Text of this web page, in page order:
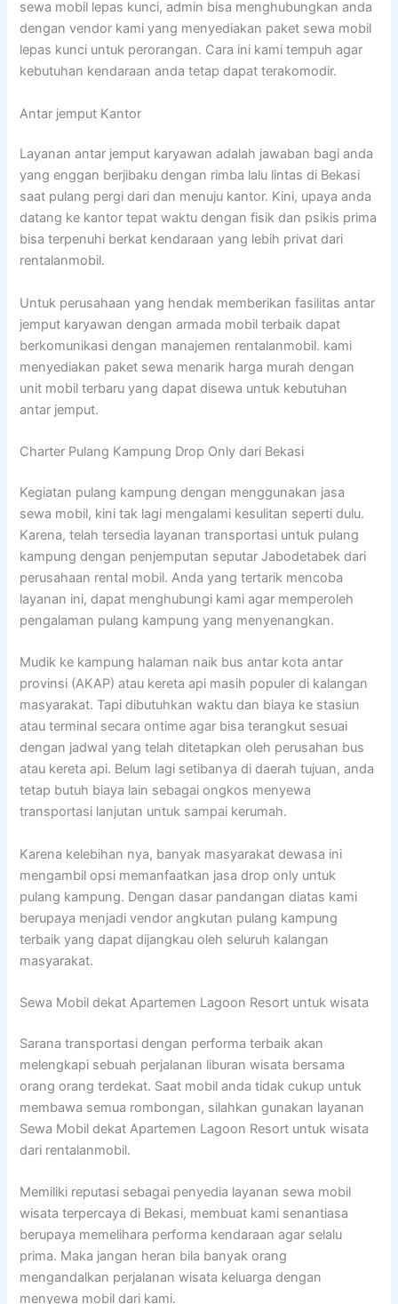
sewa mobil lepas kunci, admin bisa menghubungkan anda
dengan vendor kami yang menyediakan paket sewa mobil
lepas kunci untuk perorangan. Cara ini kami tempuh agar
kebutuhan kendaraan anda tetap dapat terakomodir.
Antar jemput Kantor
Layanan antar jemput karyawan adalah jawaban bagi anda
yang enggan berjibaku dengan rimba lalu lintas di Bekasi
saat pulang pergi dari dan menuju kantor. Kini, upaya anda
datang ke kantor tepat waktu dengan fisik dan psikis prima
bisa terpenuhi berkat kendaraan yang lebih privat dari
rentalanmobil.
Untuk perusahaan yang hendak memberikan fasilitas antar
jemput karyawan dengan armada mobil terbaik dapat
berkomunikasi dengan manajemen rentalanmobil. kami
menyediakan paket sewa menarik harga murah dengan
unit mobil terbaru yang dapat disewa untuk kebutuhan
antar jemput.
Charter Pulang Kampung Drop Only dari Bekasi
Kegiatan pulang kampung dengan menggunakan jasa
sewa mobil, kini tak lagi mengalami kesulitan seperti dulu.
Karena, telah tersedia layanan transportasi untuk pulang
kampung dengan penjemputan seputar Jabodetabek dari
perusahaan rental mobil. Anda yang tertarik mencoba
layanan ini, dapat menghubungi kami agar memperoleh
pengalaman pulang kampung yang menyenangkan.
Mudik ke kampung halaman naik bus antar kota antar
provinsi (AKAP) atau kereta api masih populer di kalangan
masyarakat. Tapi dibutuhkan waktu dan biaya ke stasiun
atau terminal secara ontime agar bisa terangkut sesuai
dengan jadwal yang telah ditetapkan oleh perusahan bus
atau kereta api. Belum lagi setibanya di daerah tujuan, anda
tetap butuh biaya lain sebagai ongkos menyewa
transportasi lanjutan untuk sampai kerumah.
Karena kelebihan nya, banyak masyarakat dewasa ini
mengambil opsi memanfaatkan jasa drop only untuk
pulang kampung. Dengan dasar pandangan diatas kami
berupaya menjadi vendor angkutan pulang kampung
terbaik yang dapat dijangkau oleh seluruh kalangan
masyarakat.
Sewa Mobil dekat Apartemen Lagoon Resort untuk wisata
Sarana transportasi dengan performa terbaik akan
melengkapi sebuah perjalanan liburan wisata bersama
orang orang terdekat. Saat mobil anda tidak cukup untuk
membawa semua rombongan, silahkan gunakan layanan
Sewa Mobil dekat Apartemen Lagoon Resort untuk wisata
dari rentalanmobil.
Memiliki reputasi sebagai penyedia layanan sewa mobil
wisata terpercaya di Bekasi, membuat kami senantiasa
berupaya memelihara performa kendaraan agar selalu
prima. Maka jangan heran bila banyak orang
mengandalkan perjalanan wisata keluarga dengan
menyewa mobil dari kami.